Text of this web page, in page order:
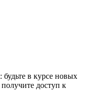
в курсе новых
доступ к